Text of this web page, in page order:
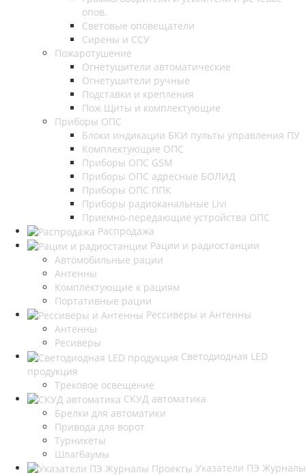
опов.
Световые оповещатели
Сирены и ССУ
Пожаротушение
Огнетушители автоматические
Огнетушители ручные
Подставки и крепления
Пож Щиты и комплектующие
Приборы ОПС
Блоки индикации БКИ пульты управления ПУ
Комплектующие ОПС
Приборы ОПС GSM
Приборы ОПС адресные БОЛИД
Приборы ОПС ППК
Приборы радиоканальные Livi
Приемно-передающие устройства ОПС
Распродажа
Рации и радиостанции
Автомобильные рации
Антенны
Комплектующие к рациям
Портативные рации
Рессиверы и Антенны
Антенны
Ресиверы
Светодиодная LED
продукция
Трековое освещение
СКУД автоматика
Брелки для автоматики
Привода для ворот
Турникеты
Шлагбаумы
Указатели ПЭ Журналы